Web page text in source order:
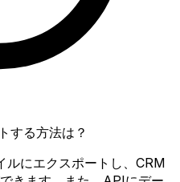
する方法は？
ルにエクスポートし、CRM